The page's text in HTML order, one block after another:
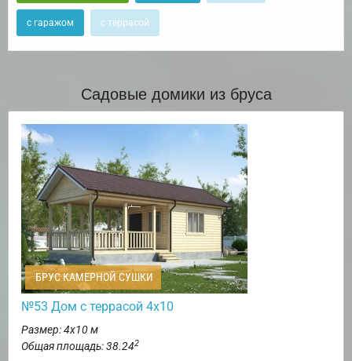
с гаражом с террасой
Садовые домики из бруса
БРУС КАМЕРНОЙ СУШКИ
№53 Дом с террасой 4х10
Размер: 4х10 м
Общая площадь: 38.242